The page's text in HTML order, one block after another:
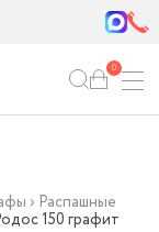
0
› Распашные
150 графит